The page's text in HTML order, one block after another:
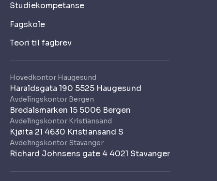
Hovedkontor Haugesund
Haraldsgata 190 5525 Haugesund
Avdelingskontor Bergen
Bredalsmarken 15 5006 Bergen
Avdelingskontor Kristiansand
Kjøita 21 4630 Kristiansand S
Avdelingskontor Stavanger
Richard Johnsens gate 4 4021 Stavanger
Studiekompetanse
Fagskole
Teori til fagbrev